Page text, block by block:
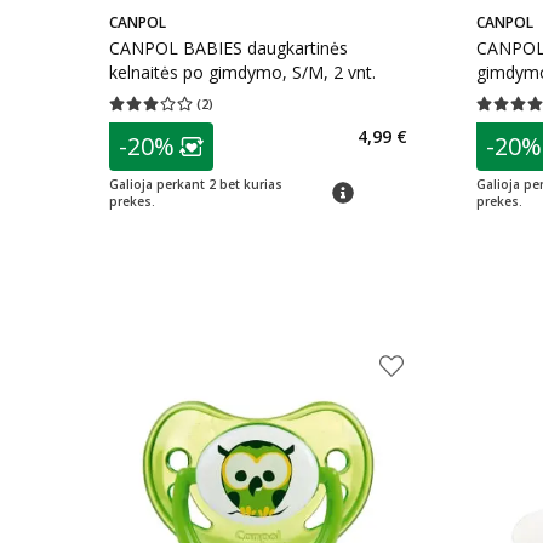
CANPOL
CANPOL BABIES daugkartinės
kelnaitės po gimdymo, S/M, 2 vnt.
(2)
Vidutinis įvertinimas 3.00
patarimas
Lojalumo klubo narių nuolaida:
-20%
Galioja perkant 2 bet kurias
prekes.
patarimas
4,99 €
CANPOL
Vidutinis
-20%
Galioja
prekes.